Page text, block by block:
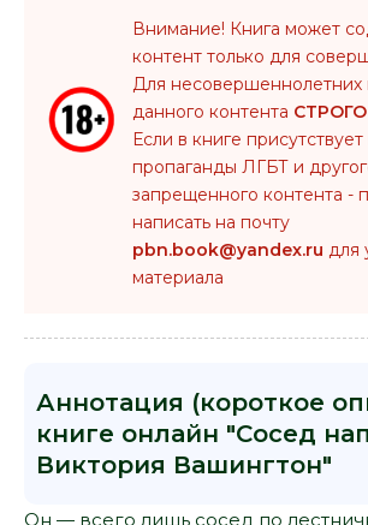
Внимание! Книга может
контент только для
Для несовершеннолетних
данного контента
Если в книге
пропаганды ЛГБТ и
запрещенного контента -
написать на почту
pbn.book@yandex.ru для
материала
Аннотация (короткое
книге онлайн "Сосед
Виктория Вашингтон"
Он — всего лишь сосед по